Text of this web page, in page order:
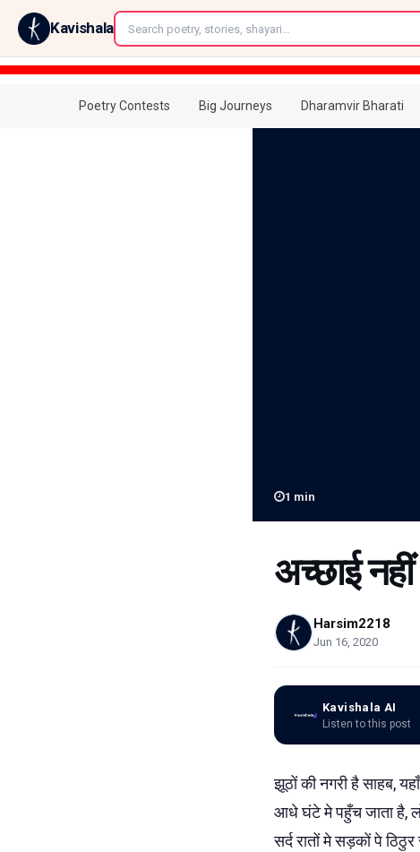
Kavishala
Poetry Contests Big Journeys Dharamvir Bharati
1 min
अच्छाई
Harsim2218
Jun 16, 2020
Kavishala AI
Listen to this post
झूठों की नगरी है साहब,
आधे घंटे मे पहुँच जाता है,
सर्द रातों मे सड़कों पे